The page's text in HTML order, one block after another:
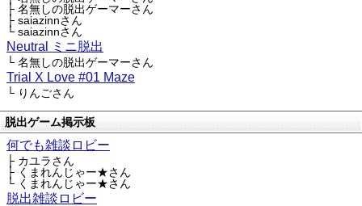
├ 名無しの脱出ゲーマーさん
├ saiazinnさん
└ saiazinnさん
Neutral ミニ脱出
└ 名無しの脱出ゲーマーさん
Trial X Love #01 Maze
└ りんごさん
脱出ゲーム掲示板
何でも雑談ロビー
├ カユラさん
├ くまれんじゃー★さん
└ くまれんじゃー★さん
脱出雑談ロビー